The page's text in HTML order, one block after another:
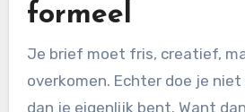
formeel
Je brief moet fris, creatief,
overkomen. Echter doe je
dan je eigenlijk bent. Want